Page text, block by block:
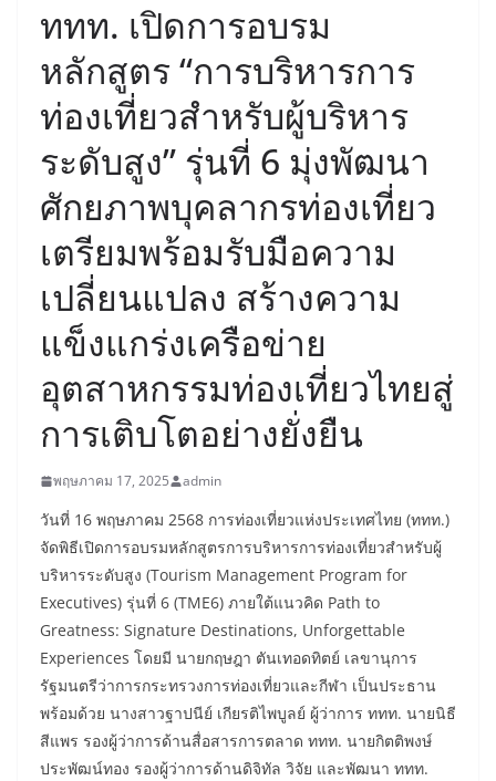
ททท. เปิดการอบรม
หลักสูตร “การบริหารการ
ท่องเที่ยวสำหรับผู้บริหาร
ระดับสูง” รุ่นที่ 6 มุ่งพัฒนา
ศักยภาพบุคลากรท่องเที่ยว
เตรียมพร้อมรับมือความ
เปลี่ยนแปลง สร้างความ
แข็งแกร่งเครือข่าย
อุตสาหกรรมท่องเที่ยวไทยสู่
การเติบโตอย่างยั่งยืน
พฤษภาคม 17, 2025 admin
วันที่ 16 พฤษภาคม 2568 การท่องเที่ยวแห่งประเทศไทย (ททท.)
จัดพิธีเปิดการอบรมหลักสูตรการบริหารการท่องเที่ยวสำหรับผู้
บริหารระดับสูง (Tourism Management Program for
Executives) รุ่นที่ 6 (TME6) ภายใต้แนวคิด Path to
Greatness: Signature Destinations, Unforgettable
Experiences โดยมี นายกฤษฎา ตันเทอดทิตย์ เลขานุการ
รัฐมนตรีว่าการกระทรวงการท่องเที่ยวและกีฬา เป็นประธาน
พร้อมด้วย นางสาวฐาปนีย์ เกียรติไพบูลย์ ผู้ว่าการ ททท. นายนิธี
สีแพร รองผู้ว่าการด้านสื่อสารการตลาด ททท. นายกิตติพงษ์
ประพัฒน์ทอง รองผู้ว่าการด้านดิจิทัล วิจัย และพัฒนา ททท.